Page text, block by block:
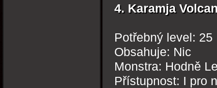
4. Karamja
Potřebný level: 25
Obsahuje: Nic
Monstra: Hodně
Přístupnost: I pro